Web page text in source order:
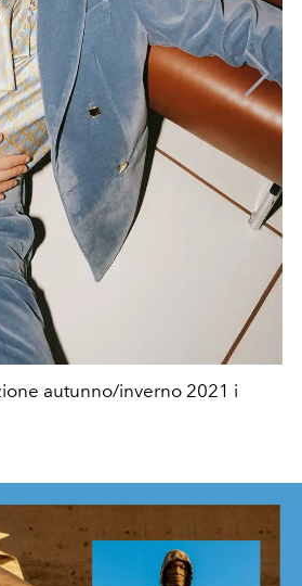
autunno/inverno 2021 i